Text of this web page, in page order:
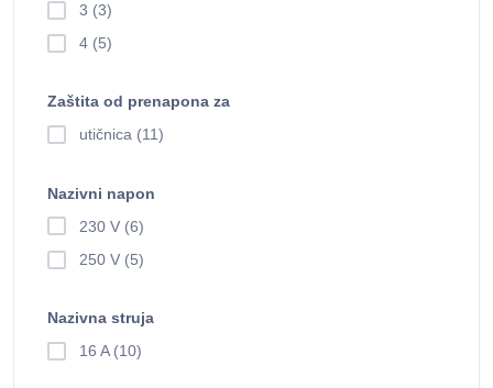
3 (3)
4 (5)
Zaštita od prenapona za
utičnica (11)
Nazivni napon
230 V (6)
250 V (5)
Nazivna struja
16 A (10)